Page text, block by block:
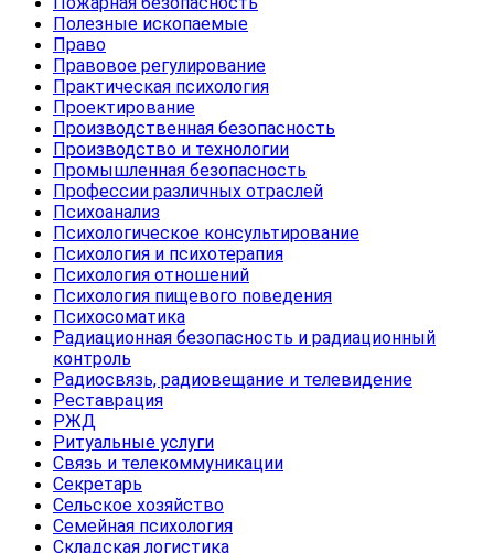
Полезные ископаемые
Право
Правовое регулирование
Практическая психология
Проектирование
Производственная безопасность
Производство и технологии
Промышленная безопасность
Профессии различных отраслей
Психоанализ
Психологическое консультирование
Психология и психотерапия
Психология отношений
Психология пищевого поведения
Психосоматика
Радиационная безопасность и радиационный
контроль
Радиосвязь, радиовещание и телевидение
Реставрация
РЖД
Ритуальные услуги
Связь и телекоммуникации
Секретарь
Сельское хозяйство
Семейная психология
Складская логистика